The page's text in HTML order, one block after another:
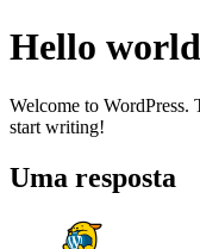
Hello
Welcome to WordPress.
start writing!
Uma resposta